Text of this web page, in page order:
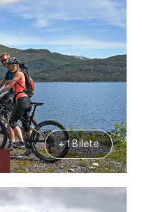
+ 1 Bilete